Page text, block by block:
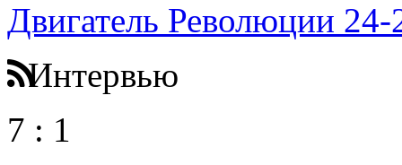
Двигатель Революции 24-
Интервью
7 : 1